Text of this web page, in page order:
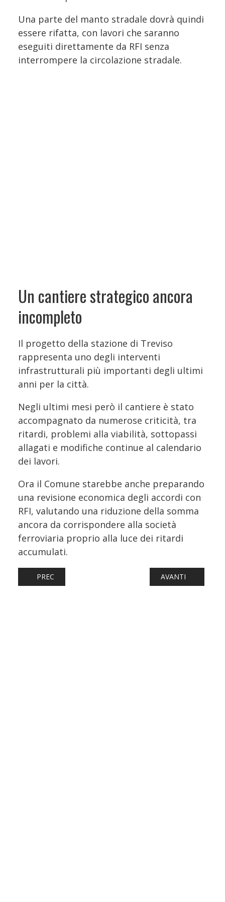
Una parte del manto stradale dovrà quindi
essere rifatta, con lavori che saranno
eseguiti direttamente da RFI senza
interrompere la circolazione stradale.
Un cantiere strategico ancora
incompleto
Il progetto della stazione di Treviso
rappresenta uno degli interventi
infrastrutturali più importanti degli ultimi
anni per la città.
Negli ultimi mesi però il cantiere è stato
accompagnato da numerose criticità, tra
ritardi, problemi alla viabilità, sottopassi
allagati e modifiche continue al calendario
dei lavori.
Ora il Comune starebbe anche preparando
una revisione economica degli accordi con
RFI, valutando una riduzione della somma
ancora da corrispondere alla società
ferroviaria proprio alla luce dei ritardi
accumulati.
ARTICOLO PRECEDENTE: NUOVO CENTRO
PREC ARTICOLO
AVANTI